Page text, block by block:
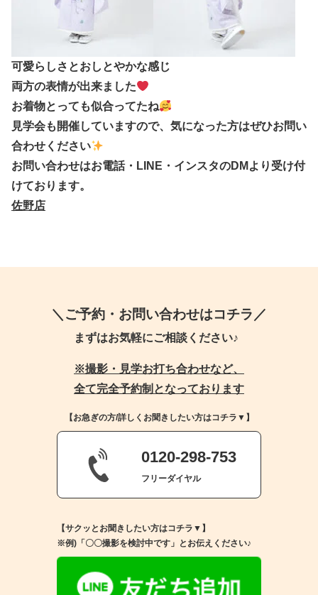
可愛らしさとおしとやかな感じ
両方の表情が出来ました
お着物とっても似合ってたね
見学会も開催していますので、気になった方はぜひお問い
合わせください
お問い合わせはお電話・LINE・インスタのDMより受け付
けております。
佐野店
＼ご予約・お問い合わせはコチラ／
まずはお気軽にご相談ください♪
※撮影・見学お打ち合わせなど、
全て完全予約制となっております
【お急ぎの方/詳しくお聞きしたい方はコチラ▼】
0120-298-753
フリーダイヤル
【サクッとお聞きしたい方はコチラ▼】
※例)「〇〇撮影を検討中です」とお伝えください♪